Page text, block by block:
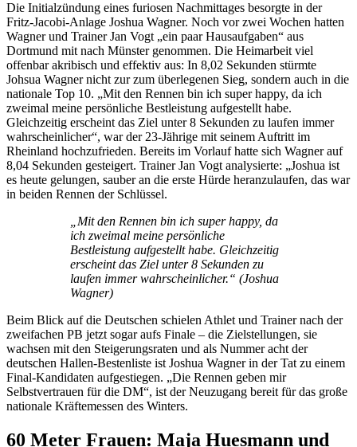
Die Initialzündung eines furiosen Nachmittages besorgte in der
Fritz-Jacobi-Anlage Joshua Wagner. Noch vor zwei Wochen hatten
Wagner und Trainer Jan Vogt „ein paar Hausaufgaben“ aus
Dortmund mit nach Münster genommen. Die Heimarbeit viel
offenbar akribisch und effektiv aus: In 8,02 Sekunden stürmte
Johsua Wagner nicht zur zum überlegenen Sieg, sondern auch in die
nationale Top 10. „Mit den Rennen bin ich super happy, da ich
zweimal meine persönliche Bestleistung aufgestellt habe.
Gleichzeitig erscheint das Ziel unter 8 Sekunden zu laufen immer
wahrscheinlicher“, war der 23-Jährige mit seinem Auftritt im
Rheinland hochzufrieden. Bereits im Vorlauf hatte sich Wagner auf
8,04 Sekunden gesteigert. Trainer Jan Vogt analysierte: „Joshua ist
es heute gelungen, sauber an die erste Hürde heranzulaufen, das war
in beiden Rennen der Schlüssel.
„Mit den Rennen bin ich super happy, da
ich zweimal meine persönliche
Bestleistung aufgestellt habe. Gleichzeitig
erscheint das Ziel unter 8 Sekunden zu
laufen immer wahrscheinlicher.“ (Joshua
Wagner)
Beim Blick auf die Deutschen schielen Athlet und Trainer nach der
zweifachen PB jetzt sogar aufs Finale – die Zielstellungen, sie
wachsen mit den Steigerungsraten und als Nummer acht der
deutschen Hallen-Bestenliste ist Joshua Wagner in der Tat zu einem
Final-Kandidaten aufgestiegen. „Die Rennen geben mir
Selbstvertrauen für die DM“, ist der Neuzugang bereit für das große
nationale Kräftemessen des Winters.
60 Meter Frauen: Maja Huesmann und